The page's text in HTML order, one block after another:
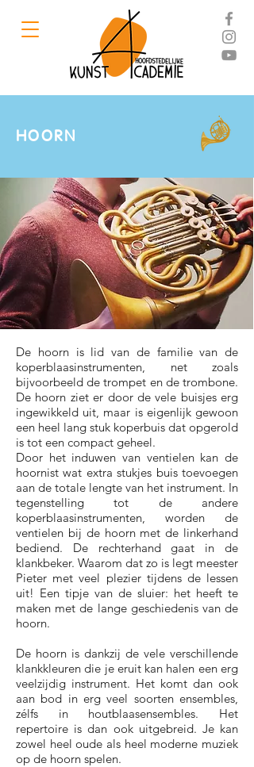
HOORN
De hoorn is lid van de familie van de
koperblaasinstrumenten, net zoals
bijvoorbeeld de trompet en de trombone.
De hoorn ziet er door de vele buisjes erg
ingewikkeld uit, maar is eigenlijk gewoon
een heel lang stuk koperbuis dat opgerold
is tot een compact geheel.
Door het induwen van ventielen kan de
hoornist wat extra stukjes buis toevoegen
aan de totale lengte van het instrument. In
tegenstelling tot de andere
koperblaasinstrumenten, worden de
ventielen bij de hoorn met de linkerhand
bediend. De rechterhand gaat in de
klankbeker. Waarom dat zo is legt meester
Pieter met veel plezier tijdens de lessen
uit! Een tipje van de sluier: het heeft te
maken met de lange geschiedenis van de
hoorn.
De hoorn is dankzij de vele verschillende
klankkleuren die je eruit kan halen een erg
veelzijdig instrument. Het komt dan ook
aan bod in erg veel soorten ensembles,
zélfs in houtblaasensembles. Het
repertoire is dan ook uitgebreid. Je kan
zowel heel oude als heel moderne muziek
op de hoorn spelen.